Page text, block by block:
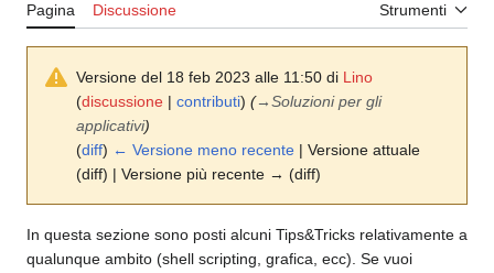
Pagina Discussione Strumenti
Versione del 18 feb 2023 alle 11:50 di Lino
(discussione | contributi) (→Soluzioni per gli
applicativi)
(diff) ← Versione meno recente | Versione attuale
(diff) | Versione più recente → (diff)
In questa sezione sono posti alcuni Tips&Tricks relativamente a
qualunque ambito (shell scripting, grafica, ecc). Se vuoi